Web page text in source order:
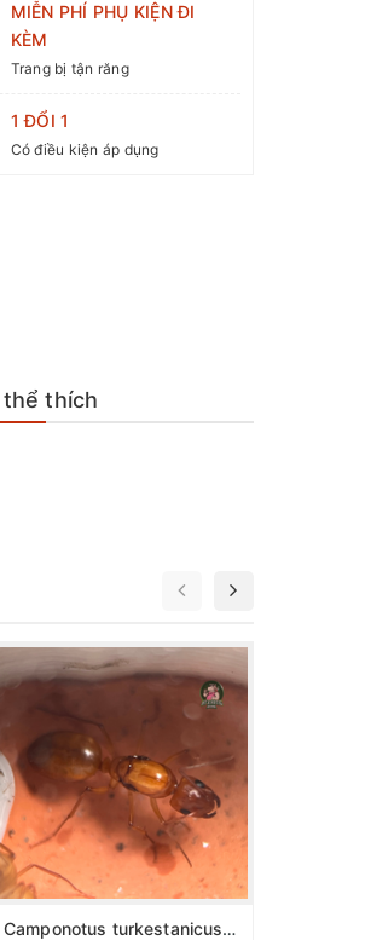
MIỄN PHÍ PHỤ KIỆN ĐI
KÈM
Trang bị tận răng
1 ĐỔI 1
Có điều kiện áp dụng
thể thích
Camponotus turkestanicus 'orange' 1 Queen 30-50 Worker